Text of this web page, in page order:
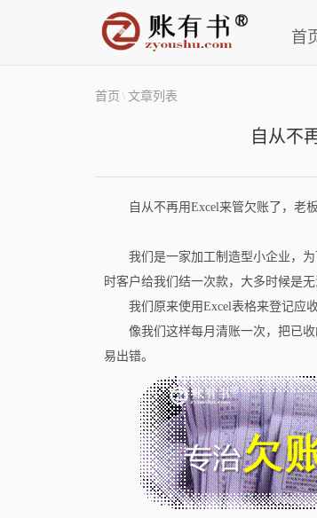
首
首页 \文章列表
自从不
自从不再用Excel来管欠账了，老
我们是一家加工制造型小企业，
时客户给我们结一次款，大多时候是无
我们原来使用Excel表格来登记应
像我们这样每月清账一次，把已
易出错。